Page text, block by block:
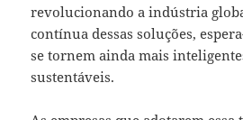
revolucionando a indústria
contínua dessas soluções,
se tornem ainda mais
sustentáveis.